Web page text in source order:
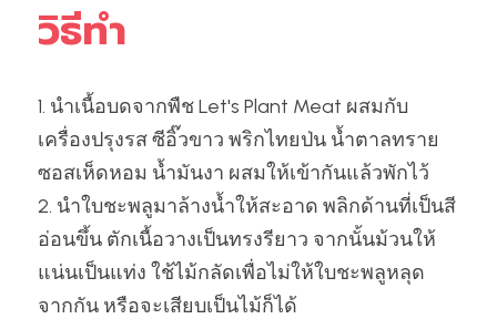
วิธีทำ
1. นำเนื้อบดจากพืช Let's Plant Meat ผสมกับ
เครื่องปรุงรส ซีอิ๊วขาว พริกไทยป่น น้ำตาลทราย
ซอสเห็ดหอม น้ำมันงา ผสมให้เข้ากันแล้วพักไว้
2. นำใบชะพลูมาล้างน้ำให้สะอาด พลิกด้านที่เป็นสี
อ่อนขึ้น ตักเนื้อวางเป็นทรงรียาว จากนั้นม้วนให้
แน่นเป็นแท่ง ใช้ไม้กลัดเพื่อไม่ให้ใบชะพลูหลุด
จากกัน หรือจะเสียบเป็นไม้ก็ได้